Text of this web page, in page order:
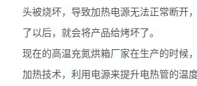
头被烧坏，导致加热电源无法正常断开
了以后，就会将产品给烤坏了。
现在的高温充氮烘箱厂家在生产的时候
加热技术，利用电源来提升电热管的温